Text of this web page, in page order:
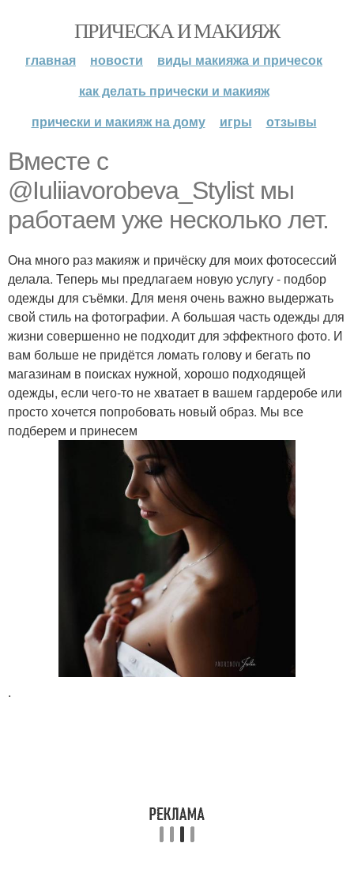
ПРИЧЕСКА И МАКИЯЖ
главная новости
виды макияжа и причесок
как делать прически и макияж
прически и макияж на дому
игры отзывы
Вместе с
@Iuliiavorobeva_Stylist мы
работаем уже несколько лет.
Она много раз макияж и причёску для моих фотосессий
делала. Теперь мы предлагаем новую услугу - подбор
одежды для съёмки. Для меня очень важно выдержать
свой стиль на фотографии. А большая часть одежды для
жизни совершенно не подходит для эффектного фото. И
вам больше не придётся ломать голову и бегать по
магазинам в поисках нужной, хорошо подходящей
одежды, если чего-то не хватает в вашем гардеробе или
просто хочется попробовать новый образ. Мы все
подберем и принесем
.